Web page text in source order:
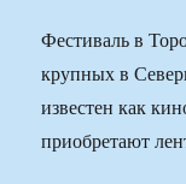
Фестиваль в
крупных в
известен как
приобретают